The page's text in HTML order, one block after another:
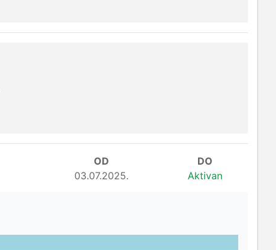
OD
DO
03.07.2025. Aktivan